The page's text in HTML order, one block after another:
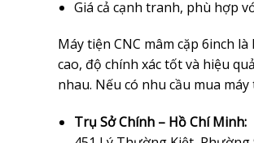
Giá cả cạnh tranh, phù hợp
Máy tiện CNC mâm cặp 6inch
cao, độ chính xác tốt và hiệu
nhau. Nếu có nhu cầu mua máy
Trụ Sở Chính – Hồ Chí Minh: